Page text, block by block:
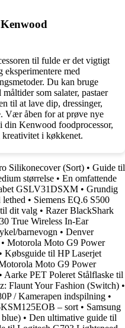
til fulde er det vigtigt
eksperimentere med
Du kan bruge
som salater, pastaer
til at lave dip, dressinger,
Vær åben for at prøve nye
din Kenwood foodprocessor,
i køkkenet.
Silikonecover (Sort) • Guide til
størrelse • En omfattende
GSLV31DSXM • Grundig
• Siemens EQ.6 S500
dit valg • Razer BlackShark
True Wireless In-Ear
barnevogn • Denver
• Motorola Moto G9 Power
• Købsguide til HP Laserjet
Moto G9 Power
• Aarke PET Poleret Stålflaske til
Flaunt Your Fashion (Switch) •
/ Kamerapen indspilning •
– sort • Samsung
• Den ultimative guide til